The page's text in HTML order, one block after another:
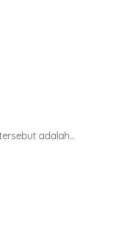
adalah...